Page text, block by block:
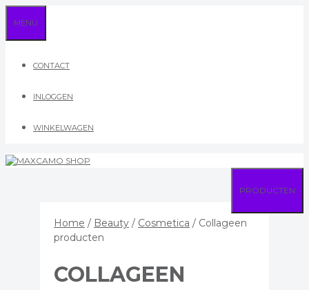
naar
de
MENU
CONTACT
INLOGGEN
WINKELWAGEN
PRODUCTEN
Home / Beauty / Cosmetica / Collageen
producten
COLLAGEEN